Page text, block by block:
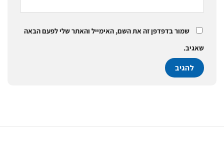
שמור בדפדפן זה את השם, האימייל והאתר שלי לפעם הבאה
שאגיב.